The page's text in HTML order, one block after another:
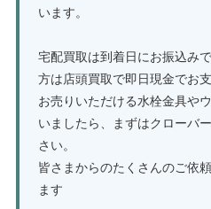
います。
宅配買取は到着日にお振込み
方は店頭買取で即日現金でお
お売りいただける水栓金具や
いましたら、まずはクローバ
さい。
皆さまからのたくさんのご依
ます